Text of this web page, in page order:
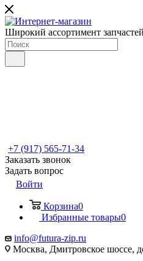
Широкий ассортимент
+7 (917) 565-71-34
Заказать звонок
Задать вопрос
Войти
Корзина0
Избранные товары0
info@futura-zip.ru
Москва, Дмитровское шоссе,